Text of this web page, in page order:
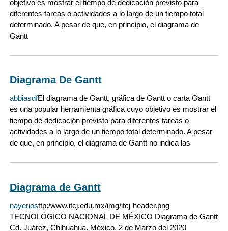
objetivo es mostrar el tiempo de dedicación previsto para
diferentes tareas o actividades a lo largo de un tiempo total
determinado. A pesar de que, en principio, el diagrama de
Gantt
Diagrama De Gantt
abbiasdfEl diagrama de Gantt, gráfica de Gantt o carta Gantt
es una popular herramienta gráfica cuyo objetivo es mostrar el
tiempo de dedicación previsto para diferentes tareas o
actividades a lo largo de un tiempo total determinado. A pesar
de que, en principio, el diagrama de Gantt no indica las
Diagrama de Gantt
nayeriosttp:/www.itcj.edu.mx/img/itcj-header.png
TECNOLÓGICO NACIONAL DE MÉXICO Diagrama de Gantt
Cd. Juárez, Chihuahua. México. 2 de Marzo del 2020 _